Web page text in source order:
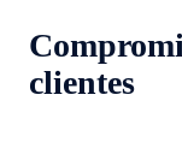
clientes